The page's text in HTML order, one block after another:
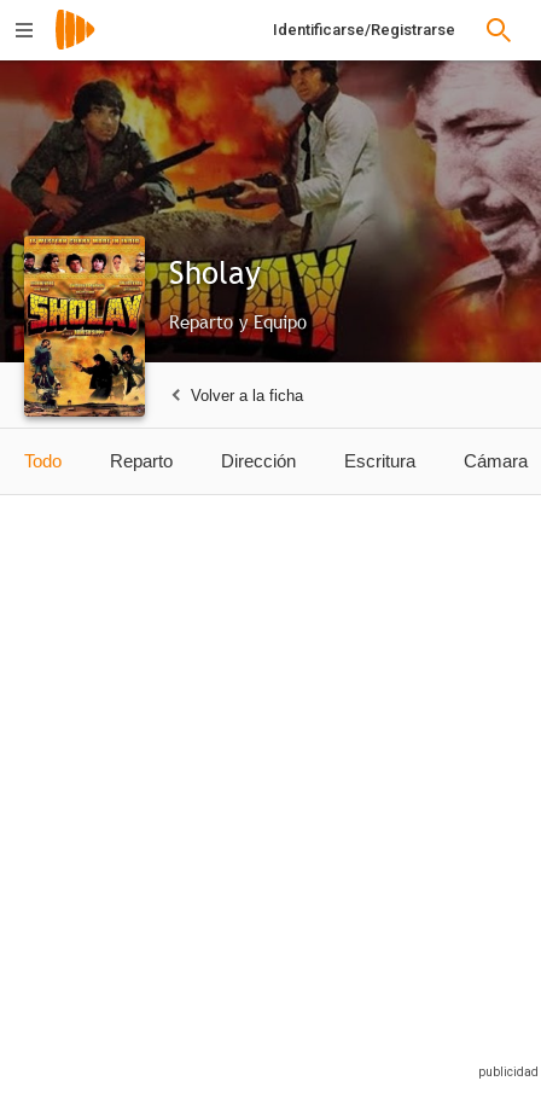
Identificarse/Registrarse
Sholay
Reparto y Equipo
Volver a la ficha
Todo Reparto Dirección Escritura Cámara